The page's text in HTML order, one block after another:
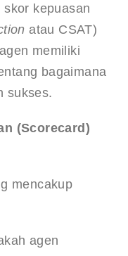
kepuasan
atau CSAT)
memiliki
bagaimana
sukses.
(Scorecard)
mencakup
agen